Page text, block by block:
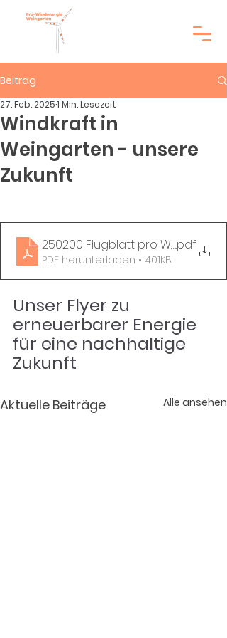
Beitrag
Windkraft in
Weingarten - unsere
Zukunft
27. Feb. 20251 Min. Lesezeit
250200 Flugblatt pro WKA.pdf
PDF herunterladen • 401KB
Unser Flyer zu
erneuerbarer Energie
für eine nachhaltige
Zukunft
Aktuelle Beiträge Alle ansehen